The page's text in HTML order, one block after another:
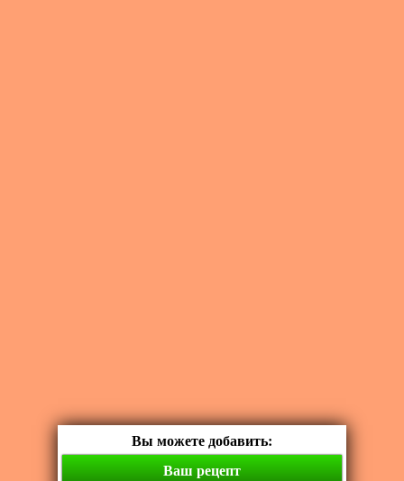
Вы можете добавить:
Ваш рецепт